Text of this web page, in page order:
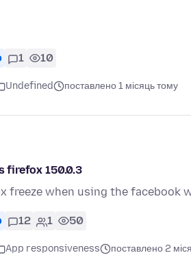
1 10
Undefined поставлено 1 місяць тому
firefox 150.0.3
freeze when using the facebook
12 1 50
App responsiveness поставлено 2